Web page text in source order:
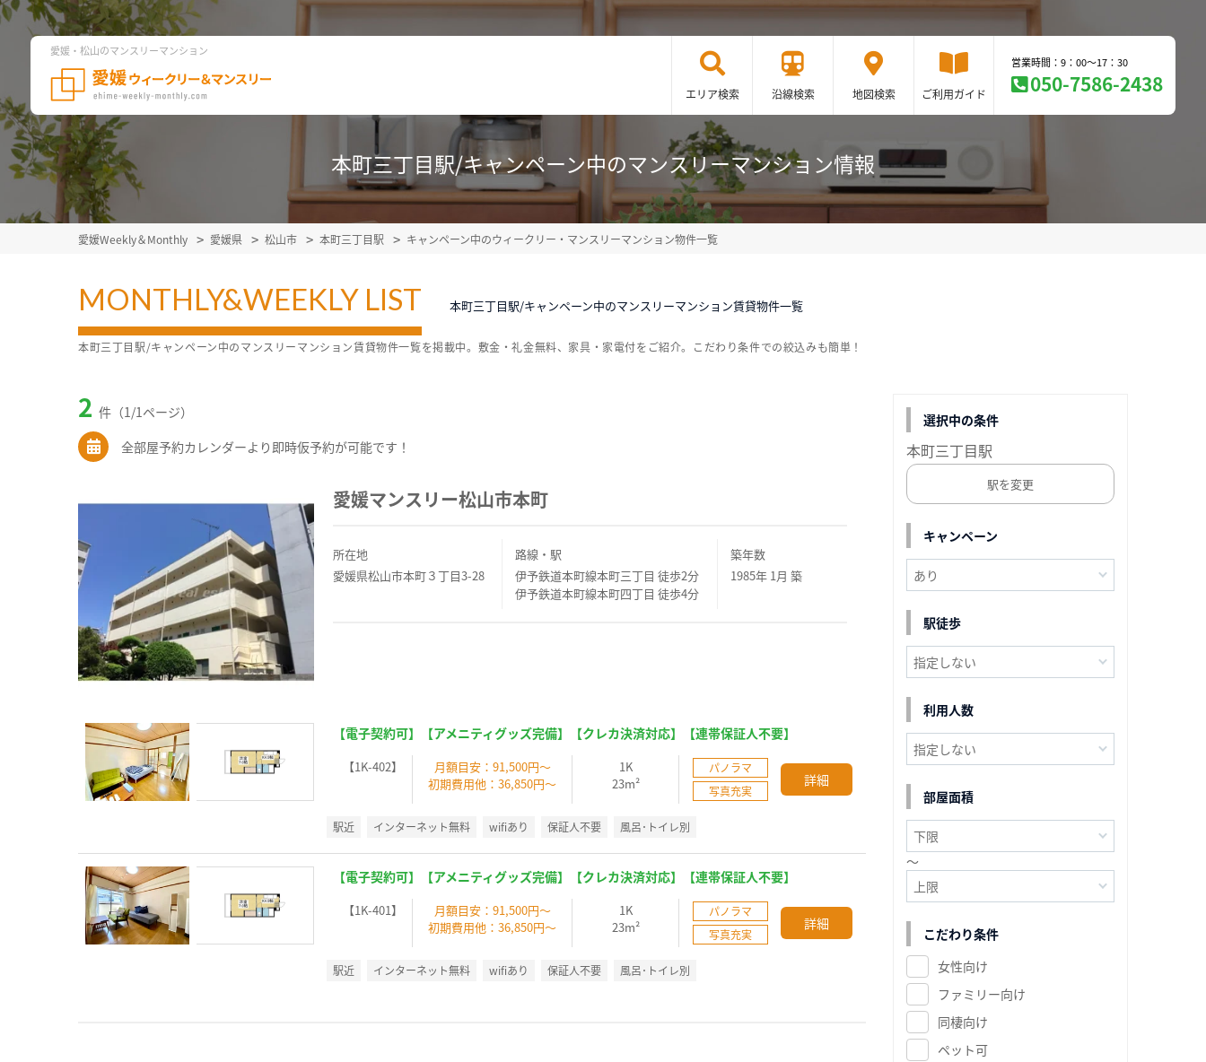
愛媛・松山のマンスリーマンション
エリア検索 沿線検索 地図検索 ご利用ガイド
営業時間：9：00～17：30
050-7586-2438
本町三丁目駅/キャンペーン中のマンスリーマンション情報
愛媛Weekly＆Monthly 愛媛県 松山市 本町三丁目駅 キャンペーン中のウィークリー・マンスリーマンション物件一覧
MONTHLY&WEEKLY LIST 本町三丁目駅/キャンペーン中のマンスリーマンション賃貸物件一覧
2 件（1/1ページ）
全部屋予約カレンダーより即時仮予約が可能です！
愛媛マンスリー松山市本町
所在地
愛媛県松山市本町３丁目3-28
路線・駅
伊予鉄道本町線本町三丁目 徒歩2分
伊予鉄道本町線本町四丁目 徒歩4分
築年数
1985年 1月 築
【電子契約可】【アメニティグッズ完備】【クレカ決済対応】【連帯保証人不要】
【1K-402】
月額目安：91,500円～
初期費用他：36,850円～
1K
23m²
パノラマ
写真充実
詳細
駅近 インターネット無料 wifiあり 保証人不要 風呂･トイレ別
【電子契約可】【アメニティグッズ完備】【クレカ決済対応】【連帯保証人不要】
【1K-401】
月額目安：91,500円～
初期費用他：36,850円～
1K
23m²
パノラマ
写真充実
詳細
駅近 インターネット無料 wifiあり 保証人不要 風呂･トイレ別
本町三丁目駅/キャンペーン中のマンスリーマンション賃貸物件一覧を掲載中。敷金・礼金無料、家具・家電付をご紹介。こだわり条件での絞込みも簡単！
選択中の条件
本町三丁目駅
駅を変更
キャンペーン
駅徒歩
利用人数
部屋面積
～
こだわり条件
女性向け
ファミリー向け
同棲向け
ペット可